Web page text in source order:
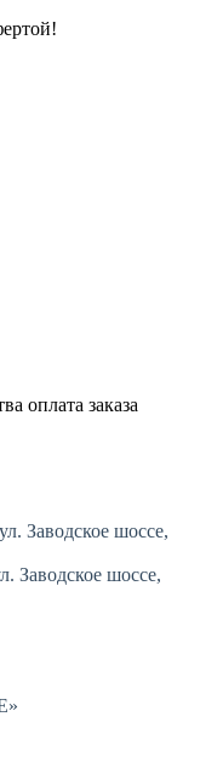
оплата заказа
Заводское шоссе,
Заводское шоссе,